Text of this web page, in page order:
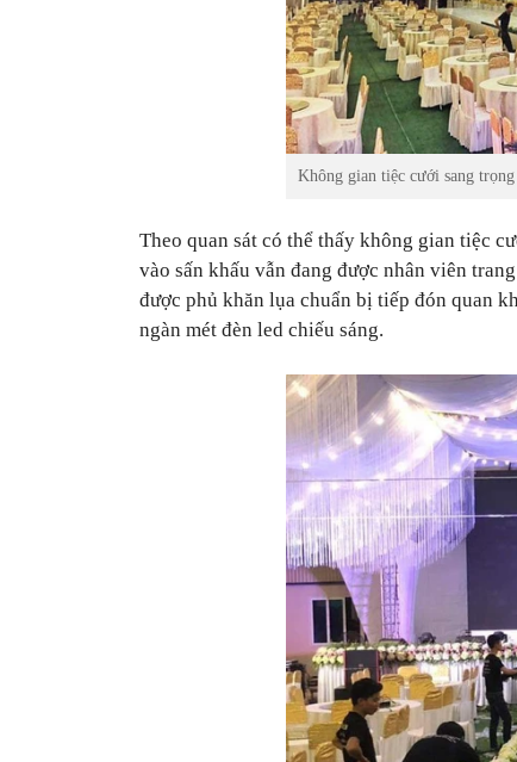
Không gian tiệc cưới sang
Theo quan sát có thể thấy không gian tiệc
vào sấn khấu vẫn đang được nhân viên
được phủ khăn lụa chuẩn bị tiếp đón quan
ngàn mét đèn led chiếu sáng.